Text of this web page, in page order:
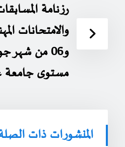
رزنامة
مستوى جامعة
المنشورات ذات